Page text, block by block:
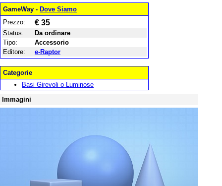
GameWay - Dove Siamo
Prezzo:
€ 35
Status:
Da ordinare
Tipo:
Accessorio
Editore:
e-Raptor
Categorie
Basi Girevoli o Luminose
Immagini